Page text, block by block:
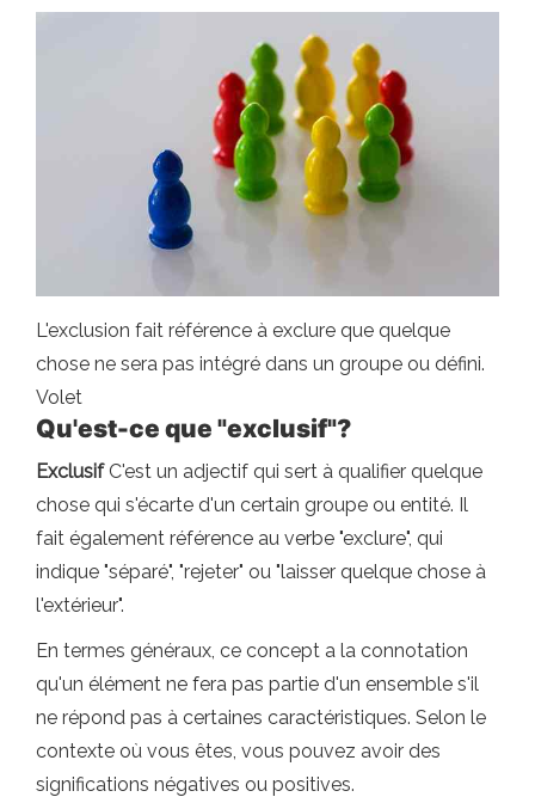
L'exclusion fait référence à exclure que quelque
chose ne sera pas intégré dans un groupe ou défini.
Volet
Qu'est-ce que "exclusif"?
ExclusifC'est un adjectif qui sert à qualifier quelque
chose qui s'écarte d'un certain groupe ou entité. Il
fait également référence au verbe "exclure", qui
indique "séparé", "rejeter" ou "laisser quelque chose à
l'extérieur".
En termes généraux, ce concept a la connotation
qu'un élément ne fera pas partie d'un ensemble s'il
ne répond pas à certaines caractéristiques. Selon le
contexte où vous êtes, vous pouvez avoir des
significations négatives ou positives.